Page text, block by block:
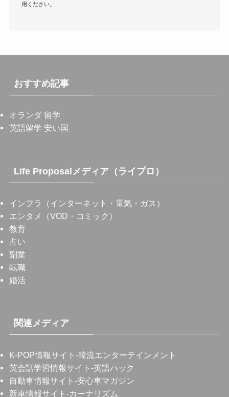
用ください。
おすすめ記事
オランダ 留学
英語留学 安い国
Life Proposalメディア（ライプロ）
インフラ（インターネット・電気・ガス）
エンタメ（VOD・コミック）
教育
占い
副業
転職
婚活
関連メディア
K-POP情報サイト -韓流エンターテインメント
英会話学習情報サイト -英語ハック
自動車情報サイト -安心車マガジン
新車情報サイト -カーナリズム